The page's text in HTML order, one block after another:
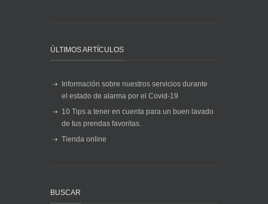
ÚLTIMOS ARTÍCULOS
Información sobre nuestros servicios durante
el estado de alarma por el Covid-19
10 Tips a tener en cuenta para un buen lavado
de tus prendas favoritas.
Tienda online
BUSCAR